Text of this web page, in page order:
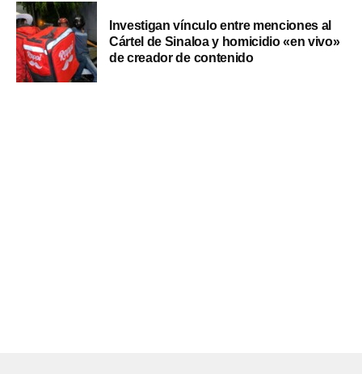
Investigan vínculo entre menciones al
Cártel de Sinaloa y homicidio «en vivo»
de creador de contenido